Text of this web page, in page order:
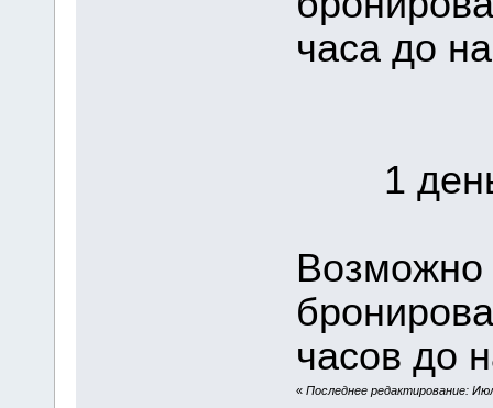
часа до
1 день
Возможно
часов до
« Последнее редактирование: